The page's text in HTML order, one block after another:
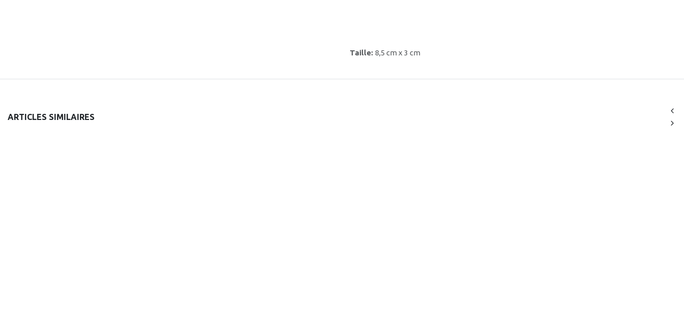
Taille: 8,5 cm x 3 cm
ARTICLES SIMILAIRES